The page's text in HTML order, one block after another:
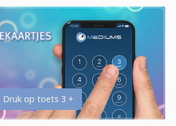
Druk op toets 3 +